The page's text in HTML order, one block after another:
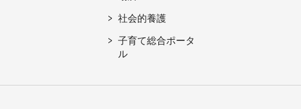
社会的養護
子育て総合ポータ
ル